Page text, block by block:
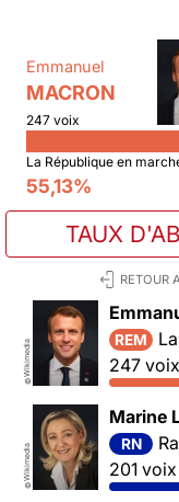
Emmanuel
MACRON
247 voix
La République en
55,13%
TAUX
RETOUR
©
Wikimedia REM
247 voix
©
Wikimedia
Marine
RN
201 voix